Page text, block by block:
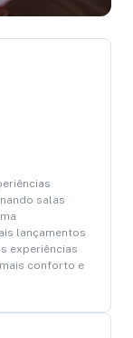
salas
lançamentos
experiências
conforto e